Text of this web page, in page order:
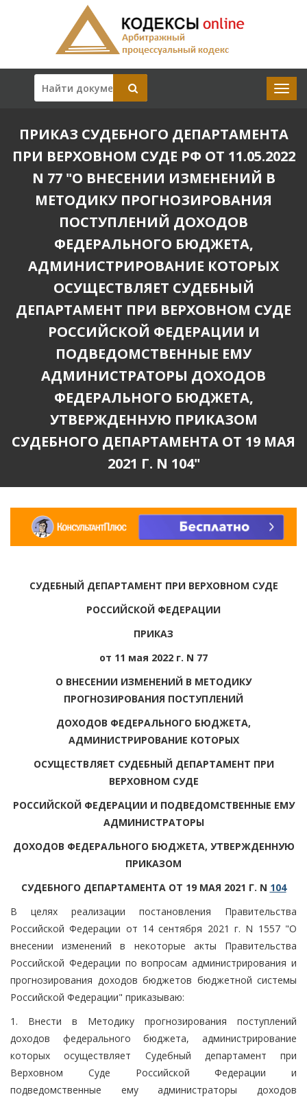
ПРИКАЗ СУДЕБНОГО ДЕПАРТАМЕНТА
ПРИ ВЕРХОВНОМ СУДЕ РФ ОТ 11.05.2022
N 77 "О ВНЕСЕНИИ ИЗМЕНЕНИЙ В
МЕТОДИКУ ПРОГНОЗИРОВАНИЯ
ПОСТУПЛЕНИЙ ДОХОДОВ
ФЕДЕРАЛЬНОГО БЮДЖЕТА,
АДМИНИСТРИРОВАНИЕ КОТОРЫХ
ОСУЩЕСТВЛЯЕТ СУДЕБНЫЙ
ДЕПАРТАМЕНТ ПРИ ВЕРХОВНОМ СУДЕ
РОССИЙСКОЙ ФЕДЕРАЦИИ И
ПОДВЕДОМСТВЕННЫЕ ЕМУ
АДМИНИСТРАТОРЫ ДОХОДОВ
ФЕДЕРАЛЬНОГО БЮДЖЕТА,
УТВЕРЖДЕННУЮ ПРИКАЗОМ
СУДЕБНОГО ДЕПАРТАМЕНТА ОТ 19 МАЯ
2021 Г. N 104"
СУДЕБНЫЙ ДЕПАРТАМЕНТ ПРИ ВЕРХОВНОМ СУДЕ
РОССИЙСКОЙ ФЕДЕРАЦИИ
ПРИКАЗ
от 11 мая 2022 г. N 77
О ВНЕСЕНИИ ИЗМЕНЕНИЙ В МЕТОДИКУ
ПРОГНОЗИРОВАНИЯ ПОСТУПЛЕНИЙ
ДОХОДОВ ФЕДЕРАЛЬНОГО БЮДЖЕТА,
АДМИНИСТРИРОВАНИЕ КОТОРЫХ
ОСУЩЕСТВЛЯЕТ СУДЕБНЫЙ ДЕПАРТАМЕНТ ПРИ
ВЕРХОВНОМ СУДЕ
РОССИЙСКОЙ ФЕДЕРАЦИИ И ПОДВЕДОМСТВЕННЫЕ ЕМУ
АДМИНИСТРАТОРЫ
ДОХОДОВ ФЕДЕРАЛЬНОГО БЮДЖЕТА, УТВЕРЖДЕННУЮ
ПРИКАЗОМ
СУДЕБНОГО ДЕПАРТАМЕНТА ОТ 19 МАЯ 2021 Г. N 104
В целях реализации постановления Правительства
Российской Федерации от 14 сентября 2021 г. N 1557 "О
внесении изменений в некоторые акты Правительства
Российской Федерации по вопросам администрирования и
прогнозирования доходов бюджетов бюджетной системы
Российской Федерации" приказываю:
1. Внести в Методику прогнозирования поступлений
доходов федерального бюджета, администрирование
которых осуществляет Судебный департамент при
Верховном Суде Российской Федерации и
подведомственные ему администраторы доходов